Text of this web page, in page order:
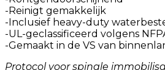
-Reinigt gemakkelijk
-Inclusief heavy-duty
-UL-geclassificeerd volgens
-Gemaakt in de VS van
Protocol voor spinale